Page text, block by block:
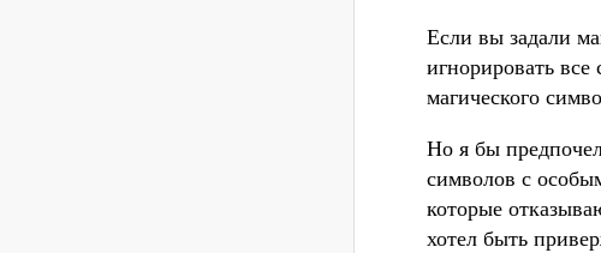
Если вы задали
игнорировать
магического
Но я бы
символов с
которые
хотел быть